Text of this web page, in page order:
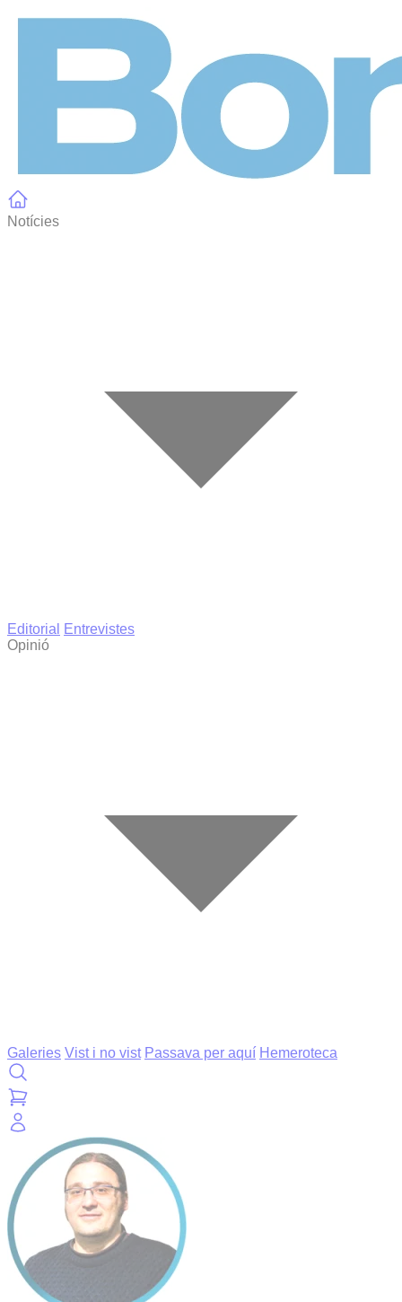
Notícies
Editorial
Entrevistes
Opinió
Galeries Vist i no vist Passava per aquí Hemeroteca